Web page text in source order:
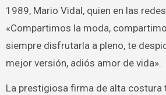
1989, Mario Vidal, quien en las
«Compartimos la moda,
siempre disfrutarla a pleno, te
mejor versión, adiós amor de vida».
La prestigiosa firma de alta costura